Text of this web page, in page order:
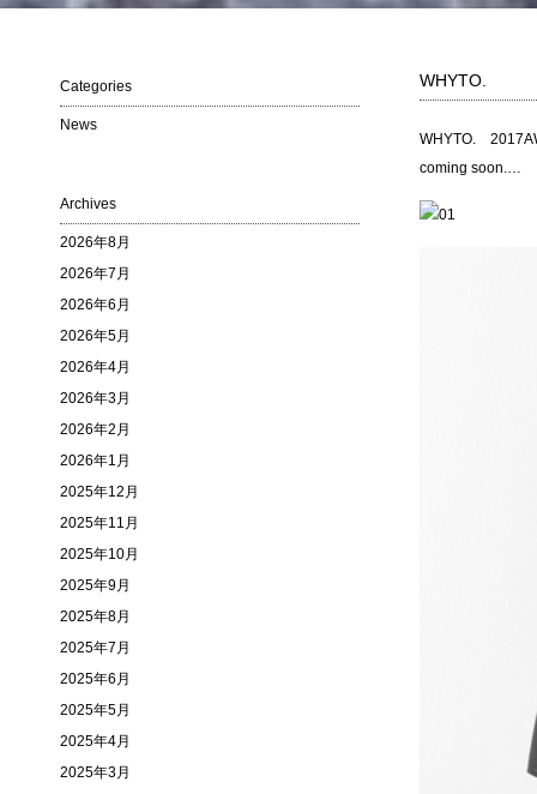
WHYTO.
WHYTO.
coming soon.…
Categories
News
Archives
2026年8月
2026年7月
2026年6月
2026年5月
2026年4月
2026年3月
2026年2月
2026年1月
2025年12月
2025年11月
2025年10月
2025年9月
2025年8月
2025年7月
2025年6月
2025年5月
2025年4月
2025年3月